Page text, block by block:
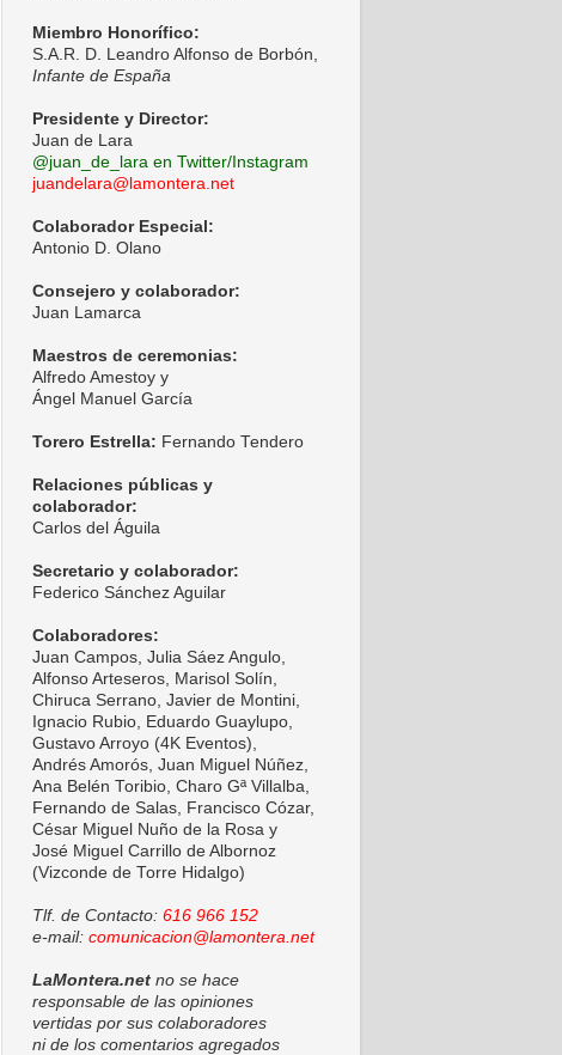
Miembro Honorífico:
S.A.R. D. Leandro Alfonso de Borbón,
Infante de España
Presidente y Director:
Juan de Lara
@juan_de_lara en Twitter/Instagram
juandelara@lamontera.net
Colaborador Especial:
Antonio D. Olano
Consejero y colaborador:
Juan Lamarca
Maestros de ceremonias:
Alfredo Amestoy y
Ángel Manuel García
Torero Estrella: Fernando Tendero
Relaciones públicas y
colaborador:
Carlos del Águila
Secretario y colaborador:
Federico Sánchez Aguilar
Colaboradores:
Juan Campos, Julia Sáez Angulo,
Alfonso Arteseros, Marisol Solín,
Chiruca Serrano, Javier de Montini,
Ignacio Rubio, Eduardo Guaylupo,
Gustavo Arroyo (4K Eventos),
Andrés Amorós, Juan Miguel Núñez,
Ana Belén Toribio, Charo Gª Villalba,
Fernando de Salas, Francisco Cózar,
César Miguel Nuño de la Rosa y
José Miguel Carrillo de Albornoz
(Vizconde de Torre Hidalgo)
Tlf. de Contacto: 616 966 152
e-mail: comunicacion@lamontera.net
LaMontera.net no se hace
responsable de las opiniones
vertidas por sus colaboradores
ni de los comentarios agregados